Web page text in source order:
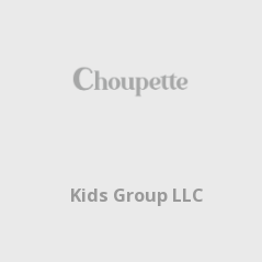
Kids Group LLC